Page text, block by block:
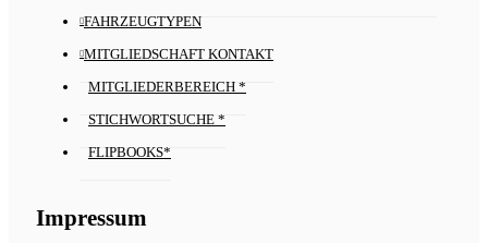
FAHRZEUGTYPEN
MITGLIEDSCHAFT KONTAKT
MITGLIEDERBEREICH *
STICHWORTSUCHE *
FLIPBOOKS*
Impressum